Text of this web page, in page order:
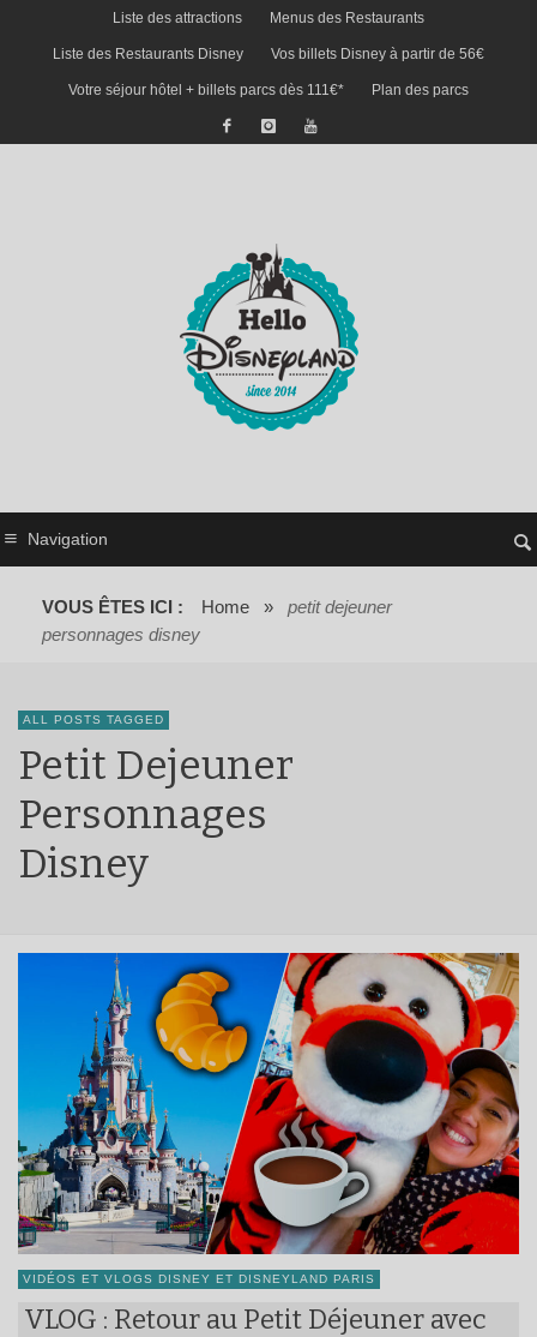
Liste des attractions Menus des Restaurants
Liste des Restaurants Disney Vos billets Disney à partir de 56€
Votre séjour hôtel + billets parcs dès 111€* Plan des parcs
Navigation
VOUS ÊTES ICI : Home »
petit dejeuner
personnages disney
ALL POSTS TAGGED
Petit Dejeuner
Personnages
Disney
VIDÉOS ET VLOGS DISNEY ET DISNEYLAND PARIS
VLOG : Retour au Petit Déjeuner avec